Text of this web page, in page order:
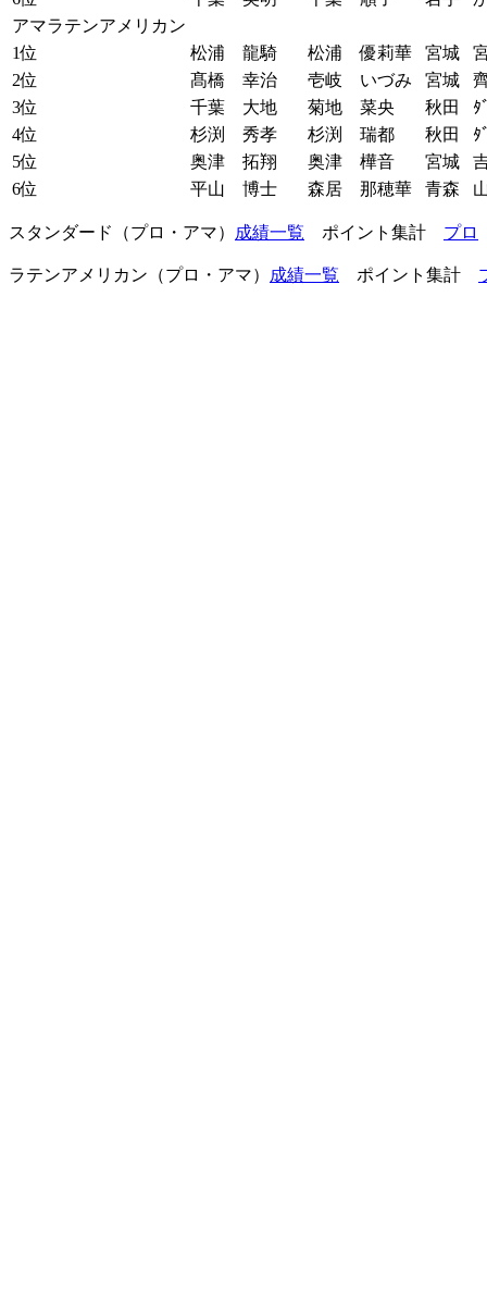
アマラテンアメリカン
1位
松浦 龍騎 松浦 優莉華 宮城
2位
髙橋 幸治 壱岐 いづみ 宮城
3位
千葉 大地 菊地 菜央 秋田
ﾀ
4位
杉渕 秀孝 杉渕 瑞都 秋田
ﾀ
5位
奥津 拓翔 奥津 樺音 宮城
6位
平山 博士 森居 那穂華 青森
スタンダード（プロ・アマ） 成績一覧 ポイント集計 プロ
ラテンアメリカン（プロ・アマ） 成績一覧 ポイント集計